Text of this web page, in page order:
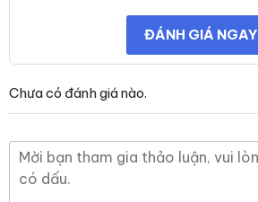
ĐÁNH GIÁ NGAY
Chưa có đánh giá nào.